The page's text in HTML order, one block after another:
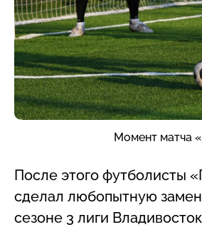
Момент матча
После этого футболисты
сделал любопытную
сезоне 3 лиги